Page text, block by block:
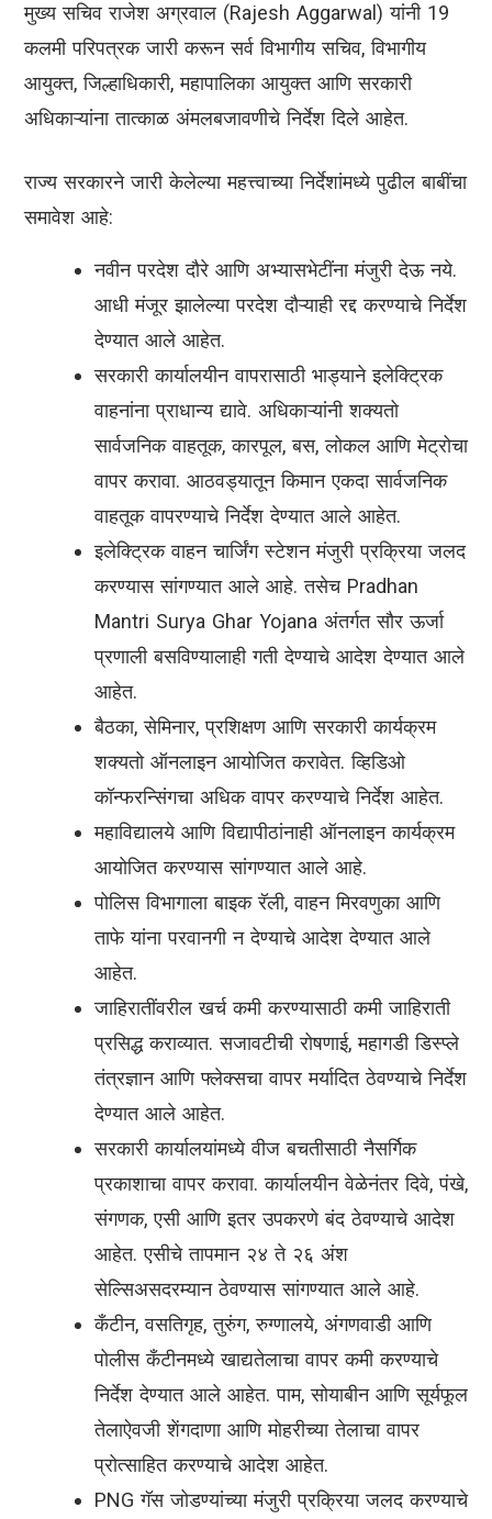
मुख्य सचिव राजेश अग्रवाल (Rajesh Aggarwal) यांनी 19
कलमी परिपत्रक जारी करून सर्व विभागीय सचिव, विभागीय
आयुक्त, जिल्हाधिकारी, महापालिका आयुक्त आणि सरकारी
अधिकाऱ्यांना तात्काळ अंमलबजावणीचे निर्देश दिले आहेत.
राज्य सरकारने जारी केलेल्या महत्त्वाच्या निर्देशांमध्ये पुढील बाबींचा
समावेश आहे:
नवीन परदेश दौरे आणि अभ्यासभेटींना मंजुरी देऊ नये.
आधी मंजूर झालेल्या परदेश दौऱ्याही रद्द करण्याचे निर्देश
देण्यात आले आहेत.
सरकारी कार्यालयीन वापरासाठी भाड्याने इलेक्ट्रिक
वाहनांना प्राधान्य द्यावे. अधिकाऱ्यांनी शक्यतो
सार्वजनिक वाहतूक, कारपूल, बस, लोकल आणि मेट्रोचा
वापर करावा. आठवड्यातून किमान एकदा सार्वजनिक
वाहतूक वापरण्याचे निर्देश देण्यात आले आहेत.
इलेक्ट्रिक वाहन चार्जिंग स्टेशन मंजुरी प्रक्रिया जलद
करण्यास सांगण्यात आले आहे. तसेच Pradhan
Mantri Surya Ghar Yojana अंतर्गत सौर ऊर्जा
प्रणाली बसविण्यालाही गती देण्याचे आदेश देण्यात आले
आहेत.
बैठका, सेमिनार, प्रशिक्षण आणि सरकारी कार्यक्रम
शक्यतो ऑनलाइन आयोजित करावेत. व्हिडिओ
कॉन्फरन्सिंगचा अधिक वापर करण्याचे निर्देश आहेत.
महाविद्यालये आणि विद्यापीठांनाही ऑनलाइन कार्यक्रम
आयोजित करण्यास सांगण्यात आले आहे.
पोलिस विभागाला बाइक रॅली, वाहन मिरवणुका आणि
ताफे यांना परवानगी न देण्याचे आदेश देण्यात आले
आहेत.
जाहिरातींवरील खर्च कमी करण्यासाठी कमी जाहिराती
प्रसिद्ध कराव्यात. सजावटीची रोषणाई, महागडी डिस्प्ले
तंत्रज्ञान आणि फ्लेक्सचा वापर मर्यादित ठेवण्याचे निर्देश
देण्यात आले आहेत.
सरकारी कार्यालयांमध्ये वीज बचतीसाठी नैसर्गिक
प्रकाशाचा वापर करावा. कार्यालयीन वेळेनंतर दिवे, पंखे,
संगणक, एसी आणि इतर उपकरणे बंद ठेवण्याचे आदेश
आहेत. एसीचे तापमान २४ ते २६ अंश
सेल्सिअसदरम्यान ठेवण्यास सांगण्यात आले आहे.
कँटीन, वसतिगृह, तुरुंग, रुग्णालये, अंगणवाडी आणि
पोलीस कँटीनमध्ये खाद्यतेलाचा वापर कमी करण्याचे
निर्देश देण्यात आले आहेत. पाम, सोयाबीन आणि सूर्यफूल
तेलाऐवजी शेंगदाणा आणि मोहरीच्या तेलाचा वापर
प्रोत्साहित करण्याचे आदेश आहेत.
PNG गॅस जोडण्यांच्या मंजुरी प्रक्रिया जलद करण्याचे